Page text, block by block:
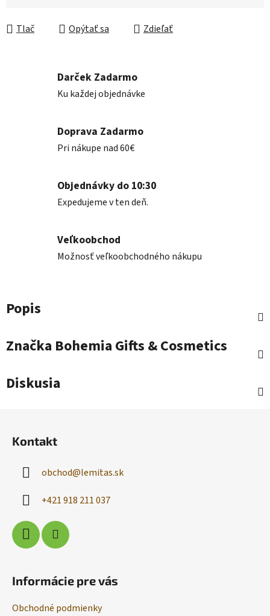
Tlač Opýtať sa Zdieľať
Darček Zadarmo
Ku každej objednávke
Doprava Zadarmo
Pri nákupe nad 60€
Objednávky do 10:30
Expedujeme v ten deň.
Veľkoobchod
Možnosť veľkoobchodného nákupu
Popis
Značka Bohemia Gifts & Cosmetics
Diskusia
Kontakt
obchod@lemitas.sk
+421 918 211 037
Informácie pre vás
Obchodné podmienky